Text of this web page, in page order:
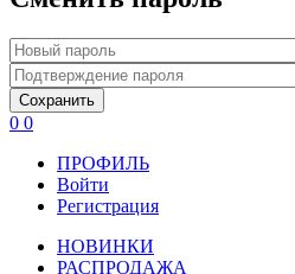
Сохранить
0 0
ПРОФИЛЬ
Войти
Регистрация
НОВИНКИ
РАСПРОДАЖА